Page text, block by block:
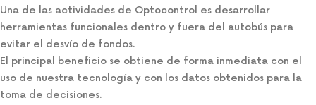
Una de las actividades de Optocontrol es desarrollar
herramientas funcionales dentro y fuera del autobús para
evitar el desvío de fondos.
El principal beneficio se obtiene de forma inmediata con el
uso de nuestra tecnología y con los datos obtenidos para la
toma de decisiones.